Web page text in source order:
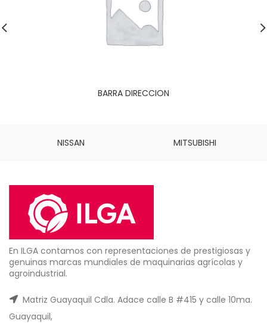
BARRA DIRECCION
NISSAN MITSUBISHI
En ILGA contamos con representaciones de prestigiosas y
genuinas marcas mundiales de maquinarias agrícolas y
agroindustrial.
Matriz Guayaquil Cdla. Adace calle B #415 y calle 10ma.
Guayaquil,